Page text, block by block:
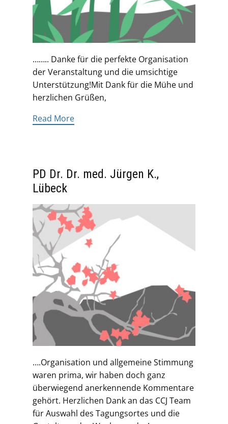
…….. Danke für die perfekte Organisation
der Veranstaltung und die umsichtige
Unterstützung!Mit Dank für die Mühe und
herzlichen Grüßen,
Read More
PD Dr. Dr. med. Jürgen K.,
Lübeck
….Organisation und allgemeine Stimmung
waren prima, wir haben doch ganz
überwiegend anerkennende Kommentare
gehört. Herzlichen Dank an das CCJ Team
für Auswahl des Tagungsortes und die